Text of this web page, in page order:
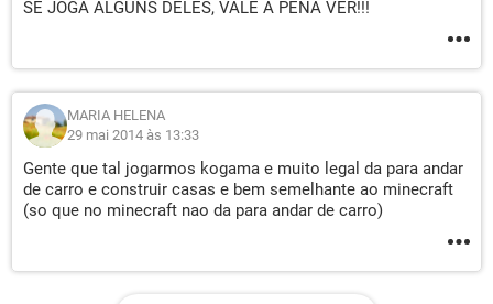
SE JOGA ALGUNS DELES, VALE A PENA VER!!!
MARIA HELENA
29 mai 2014 às 13:33
Gente que tal jogarmos kogama e muito legal da para andar
de carro e construir casas e bem semelhante ao minecraft
(so que no minecraft nao da para andar de carro)